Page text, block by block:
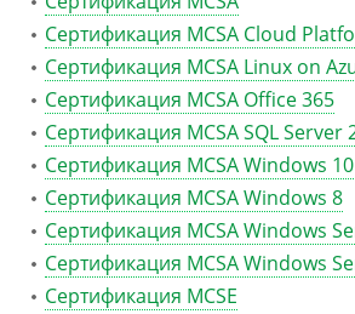
Сертификация MCSA Cloud
Сертификация MCSA Linux on
Сертификация MCSA Office 365
Сертификация MCSA SQL Server
Сертификация MCSA Windows 10
Сертификация MCSA Windows 8
Сертификация MCSA Windows
Сертификация MCSA Windows
Сертификация MCSE